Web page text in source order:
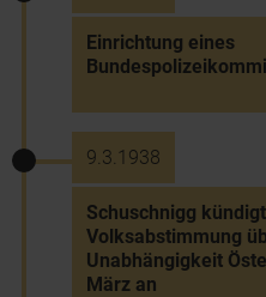
Einrichtung eines
9.3.1938
Schuschnigg
Volksabstimmung
Unabhängigkeit
März an